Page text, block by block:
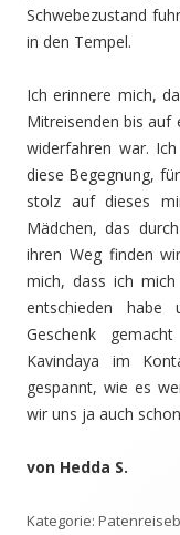
Schwebezustand
in den Tempel.
Ich erinnere mich,
Mitreisenden bis auf
widerfahren war.
diese Begegnung,
stolz auf dieses
Mädchen, das
ihren Weg finden
mich, dass ich
entschieden
Geschenk
Kavindaya im
gespannt, wie es
wir uns ja auch
von Hedda S.
Kategorie: